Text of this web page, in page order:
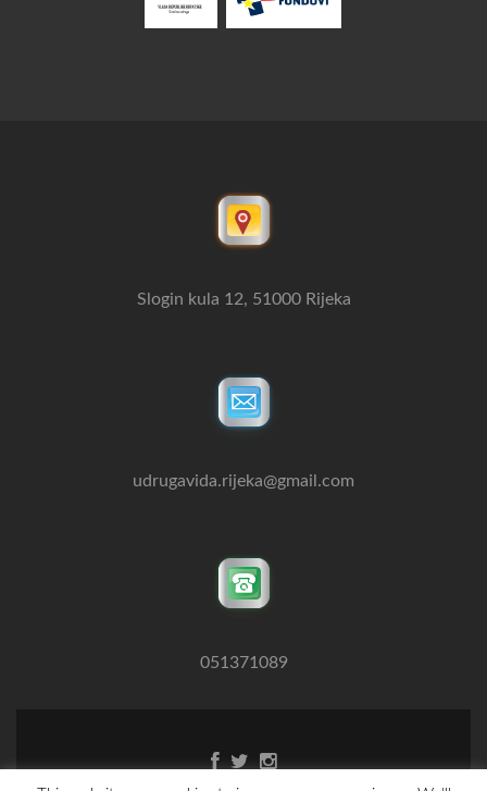
Slogin kula 12, 51000 Rijeka
udrugavida.rijeka@gmail.com
051371089
Facebook
TwitterInstagram